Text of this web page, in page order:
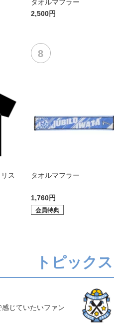
タオルマフラー
2,500円
ス
タオルマフラー
1,760円
会員特典
トピックス
じていたいファン